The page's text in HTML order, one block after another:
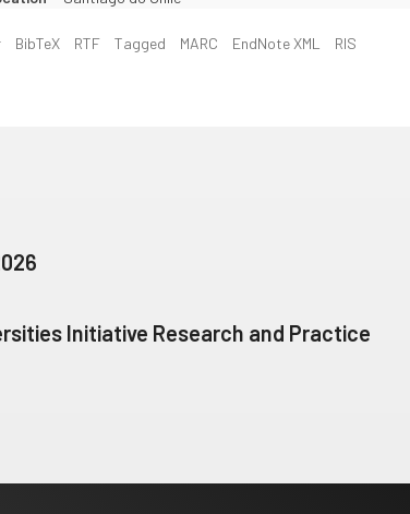
BibTeX RTF Tagged MARC EndNote XML RIS
Initiative Research and Practice